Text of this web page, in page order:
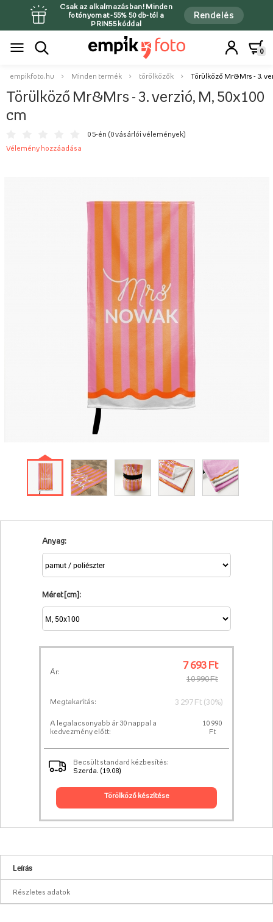
Csak az alkalmazásban! Minden
fotónyomat -55% 50 db-tól a
PRIN55 kóddal
Rendelés
0
empikfoto.hu Minden termék törölközők Törülköző Mr&Mrs - 3.
Törülköző Mr&Mrs - 3. verzió, M, 50x100
cm
0 5-én (0 vásárlói vélemények)
Vélemény hozzáadása
Anyag:
Méret [cm]:
Ár:
7 693 Ft
10 990 Ft
Megtakarítás: 3 297 Ft (30%)
A legalacsonyabb ár 30 nappal a
kedvezmény előtt:
10 990
Ft
Becsült standard kézbesítés:
Szerda. (19.08)
törölköző készítése
Leírás
Részletes adatok